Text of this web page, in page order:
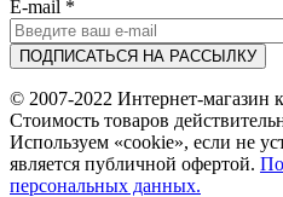
E-mail *
© 2007-2022 Интернет-
Стоимость товаров
Используем «cookie», если не
является публичной офертой.
персональных данных.